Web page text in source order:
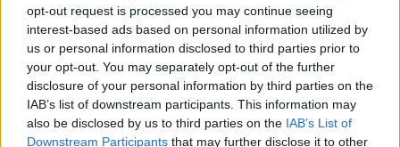
opt-out request is processed you may continue seeing
interest-based ads based on personal information utilized by
us or personal information disclosed to third parties prior to
your opt-out. You may separately opt-out of the further
disclosure of your personal information by third parties on the
IAB’s list of downstream participants. This information may
also be disclosed by us to third parties on the IAB’s List of
Downstream Participants that may further disclose it to other
Artículo anterior
La DGT prevé 1,2
millones de
desplazamientos en el
Puente de Todos los
Santos en Madrid
Artículo siguiente
Belchite celebra su
'Noche de Ánimas' con
visitas teatralizadas por
el Pueblo Viejo